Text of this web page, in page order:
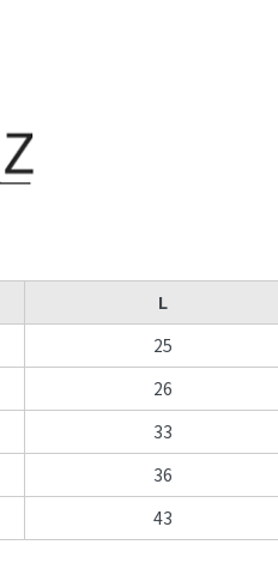
L
25
26
33
36
43